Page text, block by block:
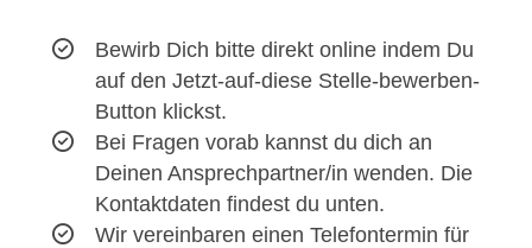
Bewirb Dich bitte direkt online indem Du
auf den Jetzt-auf-diese Stelle-bewerben-
Button klickst.
Bei Fragen vorab kannst du dich an
Deinen Ansprechpartner/in wenden. Die
Kontaktdaten findest du unten.
Wir vereinbaren einen Telefontermin für